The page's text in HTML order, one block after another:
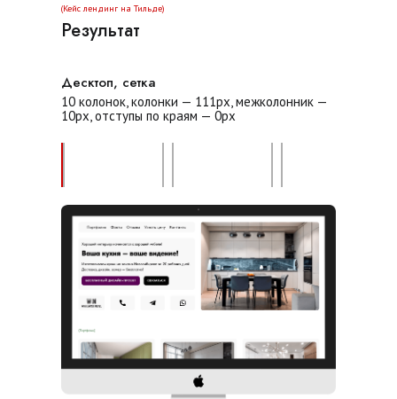
(Кейс лендинг на Тильде)
Результат
10 колонок, колонки — 111px, межколонник —
10px, отступы по краям — 0px
Десктоп, сетка